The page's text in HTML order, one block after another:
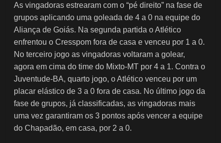
As vingadoras estrearam com o “pé direito” na fase de
grupos aplicando uma goleada de 4 a 0 na equipe do
Aliança de Goiás. Na segunda partida o Atlético
enfrentou o Cresspom fora de casa e venceu por 1 a 0.
No terceiro jogo as vingadoras voltaram a golear,
agora em cima do time do Mixto-MT por 4 a 1. Contra o
Juventude-BA, quarto jogo, o Atlético venceu por um
placar elástico de 3 a 0 fora de casa. No último jogo da
fase de grupos, já classificadas, as vingadoras mais
uma vez garantiram os 3 pontos após vencer a equipe
do Chapadão, em casa, por 2 a 0.